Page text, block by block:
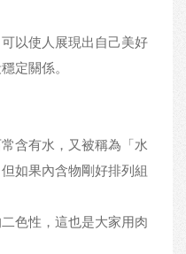
以使人展現出自己美好
定關係。
含有水，又被稱為「水
如果內含物剛好排列組
色性，這也是大家用肉